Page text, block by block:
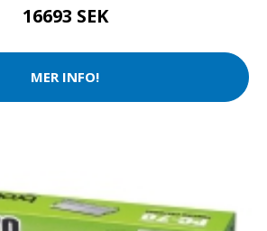
16693 SEK
MER INFO!